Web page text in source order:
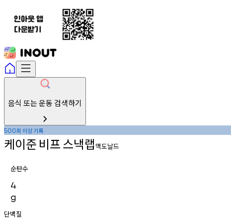
음식 또는 운동 검색하기
500회 이상기록
케이준 비프스낵랩 맥도날드
순탄수
4
g
단백질